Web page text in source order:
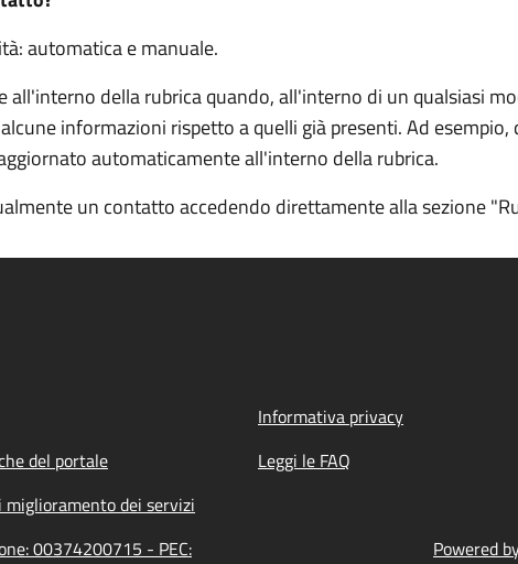
automatica e manuale.
della rubrica quando, all'interno di un qualsiasi
informazioni rispetto a quelli già presenti. Ad
automaticamente all'interno della rubrica.
un contatto accedendo direttamente alla sezione
Informativa privacy
del portale Leggi le FAQ
miglioramento dei servizi
00374200715 - PEC:
Powered